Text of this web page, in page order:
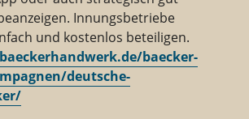
Innungs­be­triebe
und kostenlos betei­ligen.
baecker­
deutsche-​